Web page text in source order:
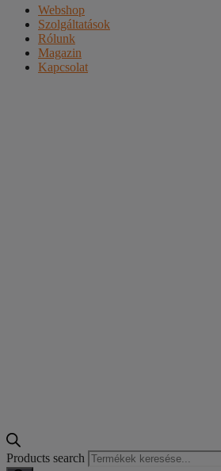
Webshop
Szolgáltatások
Rólunk
Magazin
Kapcsolat
Products search